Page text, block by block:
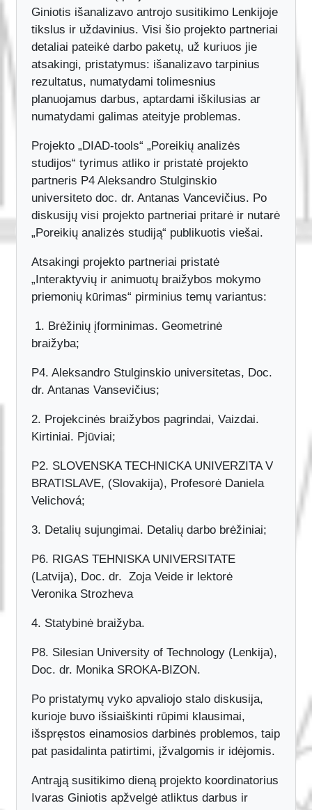
sveikinimo kalbų projekto koordinatorius Ivaras
Giniotis išanalizavo antrojo susitikimo Lenkijoje
tikslus ir uždavinius. Visi šio projekto partneriai
detaliai pateikė darbo paketų, už kuriuos jie
atsakingi, pristatymus: išanalizavo tarpinius
rezultatus, numatydami tolimesnius
planuojamus darbus, aptardami iškilusias ar
Projekto „DIAD-tools“ „Poreikių analizės
studijos“ tyrimus atliko ir pristatė projekto
partneris P4 Aleksandro Stulginskio
universiteto doc. dr. Antanas Vancevičius. Po
diskusijų visi projekto partneriai pritarė ir nutarė
Atsakingi projekto partneriai pristatė
„Interaktyvių ir animuotų braižybos mokymo
1. Brėžinių įforminimas. Geometrinė
P4. Aleksandro Stulginskio universitetas, Doc.
2. Projekcinės braižybos pagrindai, Vaizdai.
P2. SLOVENSKA TECHNICKA UNIVERZITA V
BRATISLAVE, (Slovakija), Profesorė Daniela
P6. RIGAS TEHNISKA UNIVERSITATE
(Latvija), Doc. dr. Zoja Veide ir lektorė
P8. Silesian University of Technology (Lenkija),
Po pristatymų vyko apvaliojo stalo diskusija,
kurioje buvo išsiaiškinti rūpimi klausimai,
išspręstos einamosios darbinės problemos, taip
Antrąją susitikimo dieną projekto koordinatorius